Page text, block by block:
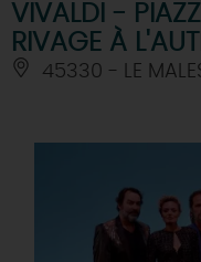
VIVALDI -
RIVAGE À
45330 - LE